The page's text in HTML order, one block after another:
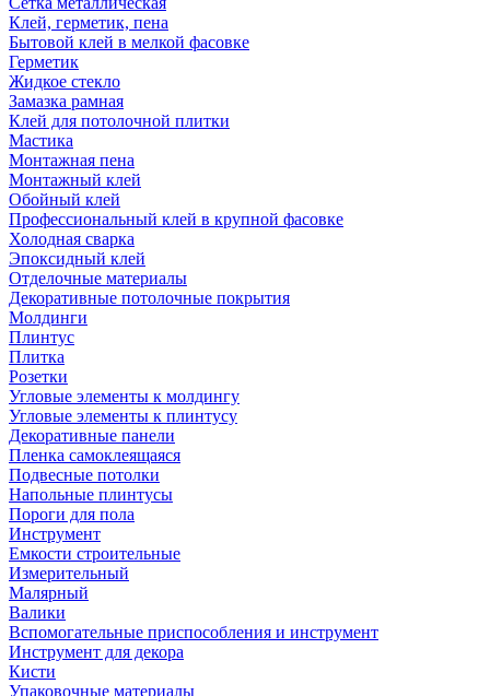
Клей, герметик, пена
Бытовой клей в мелкой фасовке
Герметик
Жидкое стекло
Замазка рамная
Клей для потолочной плитки
Мастика
Монтажная пена
Монтажный клей
Обойный клей
Профессиональный клей в крупной фасовке
Холодная сварка
Эпоксидный клей
Отделочные материалы
Декоративные потолочные покрытия
Молдинги
Плинтус
Плитка
Розетки
Угловые элементы к молдингу
Угловые элементы к плинтусу
Декоративные панели
Пленка самоклеящаяся
Подвесные потолки
Напольные плинтусы
Пороги для пола
Инструмент
Емкости строительные
Измерительный
Малярный
Валики
Вспомогательные приспособления и инструмент
Инструмент для декора
Кисти
Упаковочные материалы